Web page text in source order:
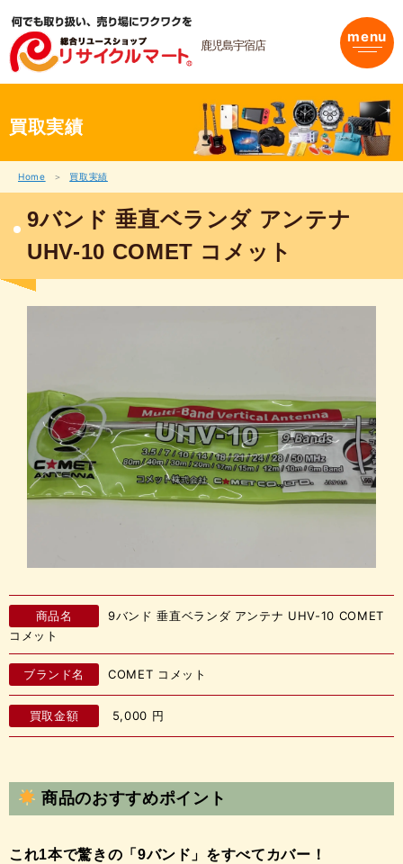
ス
鹿児島宇宿店 menu
買取実績
Home 買取実績
9バンド 垂直ベランダ アンテナ
UHV-10 COMET コメット
商品名
9バンド 垂直ベランダ アンテナ UHV-10 COMET
コメット
ブランド名 COMET コメット
買取金額 5,000 円
商品のおすすめポイント
これ1本で驚きの「9バンド」をすべてカバー！